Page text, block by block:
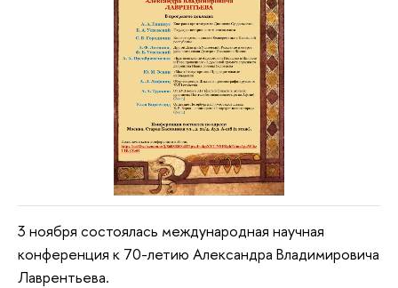
3 ноября состоялась международная научная
конференция к 70-летию Александра Владимировича
Лаврентьева.